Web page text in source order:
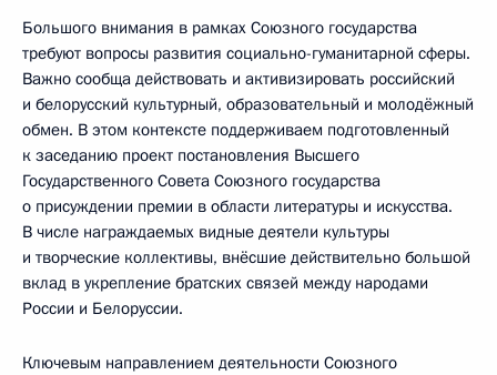
Большого внимания в рамках Союзного государства
требуют вопросы развития социально-гуманитарной сферы.
Важно сообща действовать и активизировать российский
и белорусский культурный, образовательный и молодёжный
обмен. В этом контексте поддерживаем подготовленный
к заседанию проект постановления Высшего
Государственного Совета Союзного государства
о присуждении премии в области литературы и искусства.
В числе награждаемых видные деятели культуры
и творческие коллективы, внёсшие действительно большой
вклад в укрепление братских связей между народами
России и Белоруссии.
Ключевым направлением деятельности Союзного